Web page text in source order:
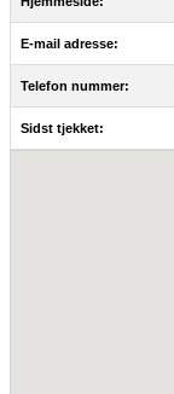
E-mail adresse:
Telefon nummer:
Sidst tjekket: